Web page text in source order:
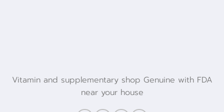
Vitamin and supplementary shop Genuine with FDA
near your house